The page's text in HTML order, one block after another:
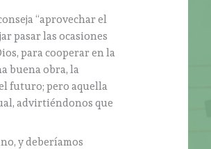
“aprovechar el
pasar las ocasiones
para cooperar en la
buena obra, la
futuro; pero aquella
advirtiéndonos que
y deberíamos